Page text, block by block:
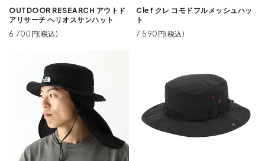
OUTDOOR RESEARCH アウトド
アリサーチ ヘリオスサンハット
6,700円(税込)
Clef クレ コモドフルメッシュハッ
ト
7,590円(税込)